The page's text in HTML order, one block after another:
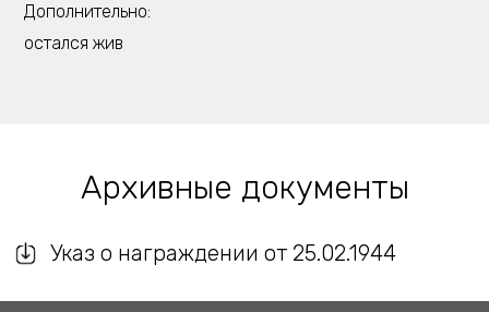
Дополнительно:
остался жив
Архивные документы
Указ о награждении от 25.02.1944